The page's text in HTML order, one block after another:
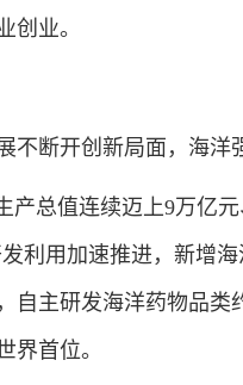
创业。
断开创新局面，海洋
总值连续迈上9万亿元
利用加速推进，新增
自主研发海洋药物品类
界首位。